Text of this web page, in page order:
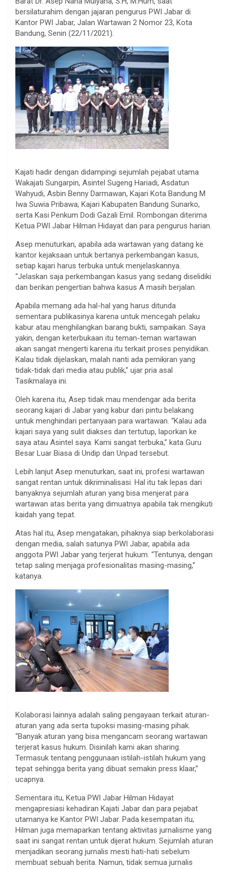
bersilaturahim dengan jajaran pengurus PWI Jabar di
Kantor PWI Jabar, Jalan Wartawan 2 Nomor 23, Kota
Bandung, Senin (22/11/2021).
Kajati hadir dengan didampingi sejumlah pejabat utama
Wakajati Sungarpin, Asintel Sugeng Hariadi, Asdatun
Wahyudi, Asbin Benny Darmawan, Kajari Kota Bandung M
Iwa Suwia Pribawa, Kajari Kabupaten Bandung Sunarko,
serta Kasi Penkum Dodi Gazali Emil. Rombongan diterima
Ketua PWI Jabar Hilman Hidayat dan para pengurus harian.
Asep menuturkan, apabila ada wartawan yang datang ke
kantor kejaksaan untuk bertanya perkembangan kasus,
setiap kajari harus terbuka untuk menjelaskannya.
“Jelaskan saja perkembangan kasus yang sedang diselidiki
dan berikan pengertian bahwa kasus A masih berjalan.
Apabila memang ada hal-hal yang harus ditunda
sementara publikasinya karena untuk mencegah pelaku
kabur atau menghilangkan barang bukti, sampaikan. Saya
yakin, dengan keterbukaan itu teman-teman wartawan
akan sangat mengerti karena itu terkait proses penyidikan.
Kalau tidak dijelaskan, malah nanti ada pemikiran yang
tidak-tidak dari media atau publik,” ujar pria asal
Tasikmalaya ini.
Oleh karena itu, Asep tidak mau mendengar ada berita
seorang kajari di Jabar yang kabur dari pintu belakang
untuk menghindari pertanyaan para wartawan. “Kalau ada
kajari saya yang sulit diakses dan tertutup, laporkan ke
saya atau Asintel saya. Kami sangat terbuka,” kata Guru
Besar Luar Biasa di Undip dan Unpad tersebut.
Lebih lanjut Asep menuturkan, saat ini, profesi wartawan
sangat rentan untuk dikriminalisasi. Hal itu tak lepas dari
banyaknya sejumlah aturan yang bisa menjerat para
wartawan atas berita yang dimuatnya apabila tak mengikuti
kaidah yang tepat.
Atas hal itu, Asep mengatakan, pihaknya siap berkolaborasi
dengan media, salah satunya PWI Jabar, apabila ada
anggota PWI Jabar yang terjerat hukum. “Tentunya, dengan
tetap saling menjaga profesionalitas masing-masing,”
katanya.
Kolaborasi lainnya adalah saling pengayaan terkait aturan-
aturan yang ada serta tupoksi masing-masing pihak.
“Banyak aturan yang bisa mengancam seorang wartawan
terjerat kasus hukum. Disinilah kami akan sharing.
Termasuk tentang penggunaan istilah-istilah hukum yang
tepat sehingga berita yang dibuat semakin press klaar,”
ucapnya.
Sementara itu, Ketua PWI Jabar Hilman Hidayat
mengapresiasi kehadiran Kajati Jabar dan para pejabat
utamanya ke Kantor PWI Jabar. Pada kesempatan itu,
Hilman juga memaparkan tentang aktivitas jurnalisme yang
saat ini sangat rentan untuk dijerat hukum. Sejumlah aturan
menjadikan seorang jurnalis mesti hati-hati sebelum
membuat sebuah berita. Namun, tidak semua jurnalis